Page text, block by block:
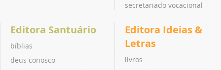
secretariado vocacional
Editora Santuário
bíblias
deus conosco
Editora Ideias &
Letras
livros